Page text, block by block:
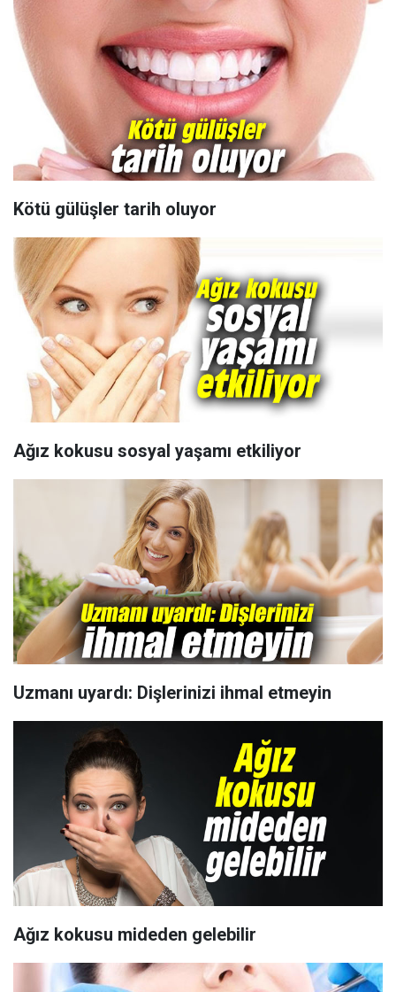
Kötü gülüşler tarih oluyor
Ağız kokusu sosyal yaşamı etkiliyor
Uzmanı uyardı: Dişlerinizi ihmal etmeyin
Ağız kokusu mideden gelebilir